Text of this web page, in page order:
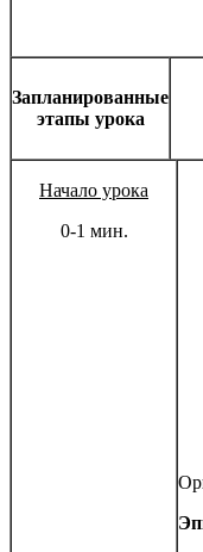
Запланированные
этапы урока
Начало урока
0-1 мин.